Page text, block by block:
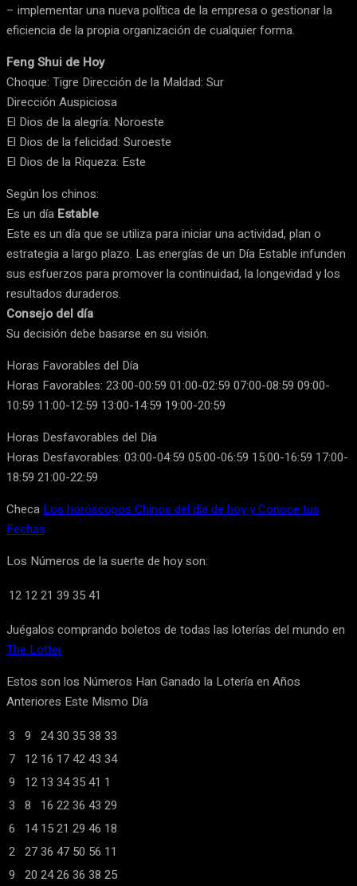
– implementar una nueva política de la empresa o gestionar la
eficiencia de la propia organización de cualquier forma.
Feng Shui de Hoy
Choque: Tigre Dirección de la Maldad: Sur
Dirección Auspiciosa
El Dios de la alegría: Noroeste
El Dios de la felicidad: Suroeste
El Dios de la Riqueza: Este
Según los chinos:
Es un día Estable
Este es un día que se utiliza para iniciar una actividad, plan o
estrategia a largo plazo. Las energías de un Día Estable infunden
sus esfuerzos para promover la continuidad, la longevidad y los
resultados duraderos.
Consejo del día
Su decisión debe basarse en su visión.
Horas Favorables del Día
Horas Favorables: 23:00-00:59 01:00-02:59 07:00-08:59 09:00-
10:59 11:00-12:59 13:00-14:59 19:00-20:59
Horas Desfavorables del Día
Horas Desfavorables: 03:00-04:59 05:00-06:59 15:00-16:59 17:00-
18:59 21:00-22:59
Checa Los horóscopos Chinos del día de hoy y Conoce tus
Fechas
Los Números de la suerte de hoy son:
12 1221 39 3541
Juégalos comprando boletos de todas las loterías del mundo en
The Lotter
Estos son los Números Han Ganado la Lotería en Años
Anteriores Este Mismo Día
3 9 2430 3538 33
7 12 16 174243 34
9
12 13 343541 1
3 8 16 2236 43 29
6
14 1521 29 46 18
2 2736 47 50 56 11
9 20 2426 36 38 25